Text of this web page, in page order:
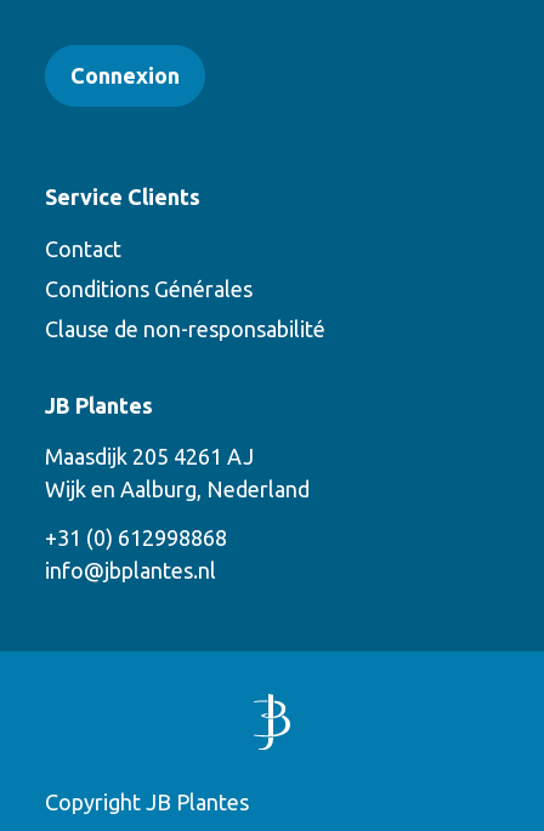
options suivantes
Rappelez-moi
Laissez un message
Connexion
Service Clients
Contact
Conditions Générales
Clause de non-responsabilité
JB Plantes
Maasdijk 205 4261 AJ
Wijk en Aalburg, Nederland
+31 (0) 612998868
info@jbplantes.nl
Copyright JB Plantes